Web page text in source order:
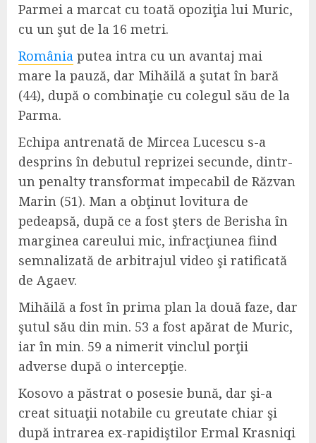
Parmei a marcat cu toată opoziţia lui Muric,
cu un şut de la 16 metri.
România putea intra cu un avantaj mai
mare la pauză, dar Mihăilă a şutat în bară
(44), după o combinaţie cu colegul său de la
Parma.
Echipa antrenată de Mircea Lucescu s-a
desprins în debutul reprizei secunde, dintr-
un penalty transformat impecabil de Răzvan
Marin (51). Man a obţinut lovitura de
pedeapsă, după ce a fost şters de Berisha în
marginea careului mic, infracţiunea fiind
semnalizată de arbitrajul video şi ratificată
de Agaev.
Mihăilă a fost în prima plan la două faze, dar
şutul său din min. 53 a fost apărat de Muric,
iar în min. 59 a nimerit vinclul porţii
adverse după o intercepţie.
Kosovo a păstrat o posesie bună, dar şi-a
creat situaţii notabile cu greutate chiar şi
după intrarea ex-rapidiştilor Ermal Krasniqi